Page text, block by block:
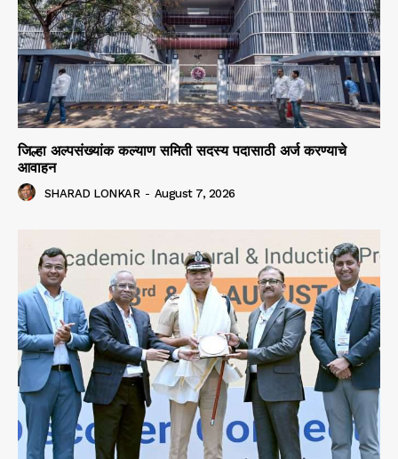
जिल्हा अल्पसंख्यांक कल्याण समिती सदस्य पदासाठी अर्ज करण्याचे
आवाहन
SHARAD LONKAR - August 7, 2026